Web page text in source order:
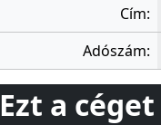
Cím:
Adószám:
Ezt a